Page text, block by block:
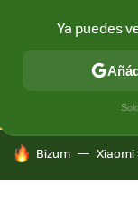
CONECTIVIDAD
HOY SE HABLA DE
Bizum Xiaomi
Ya puedes